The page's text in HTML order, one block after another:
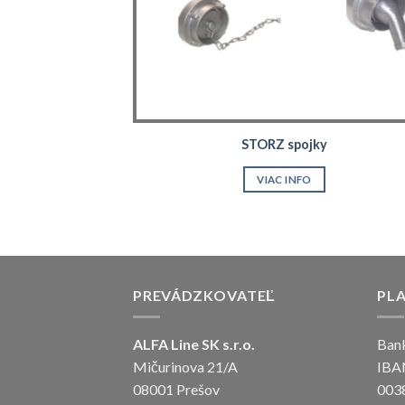
STORZ spojky
VIAC INFO
PREVÁDZKOVATEĽ
ALFA Line SK s.r.o.
Mičurinova 21/A
08001 Prešov